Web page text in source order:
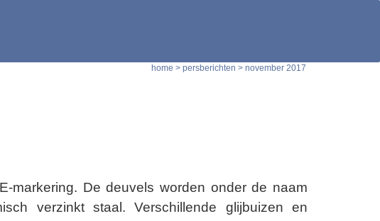
home > persberichten > november 2017
markering. De deuvels worden onder de naam
verzinkt staal. Verschillende glijbuizen en